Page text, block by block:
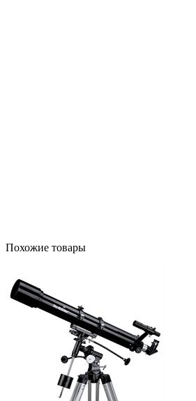
Похожие товары